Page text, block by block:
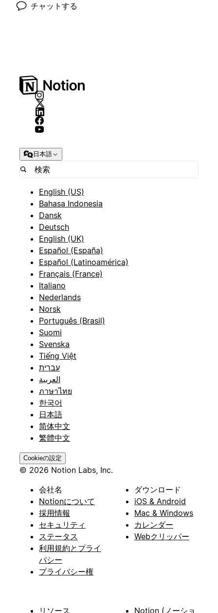
チャットする
日本語
English (US)
Bahasa Indonesia
Dansk
Deutsch
English (UK)
Español (España)
Español (Latinoamérica)
Français (France)
Italiano
Nederlands
Norsk
Português (Brasil)
Suomi
Svenska
Tiếng Việt
עברית
العربية
ภาษาไทย
한국어
日本語
简体中文
繁體中文
Cookieの設定
© 2026 Notion Labs, Inc.
会社名
Notionについて
採用情報
セキュリティ
ステータス
利用規約とプライ
バシー
プライバシー権
ダウンロード
iOS & Android
Mac & Windows
カレンダー
Webクリッパー
リソース Notion (ノーショ